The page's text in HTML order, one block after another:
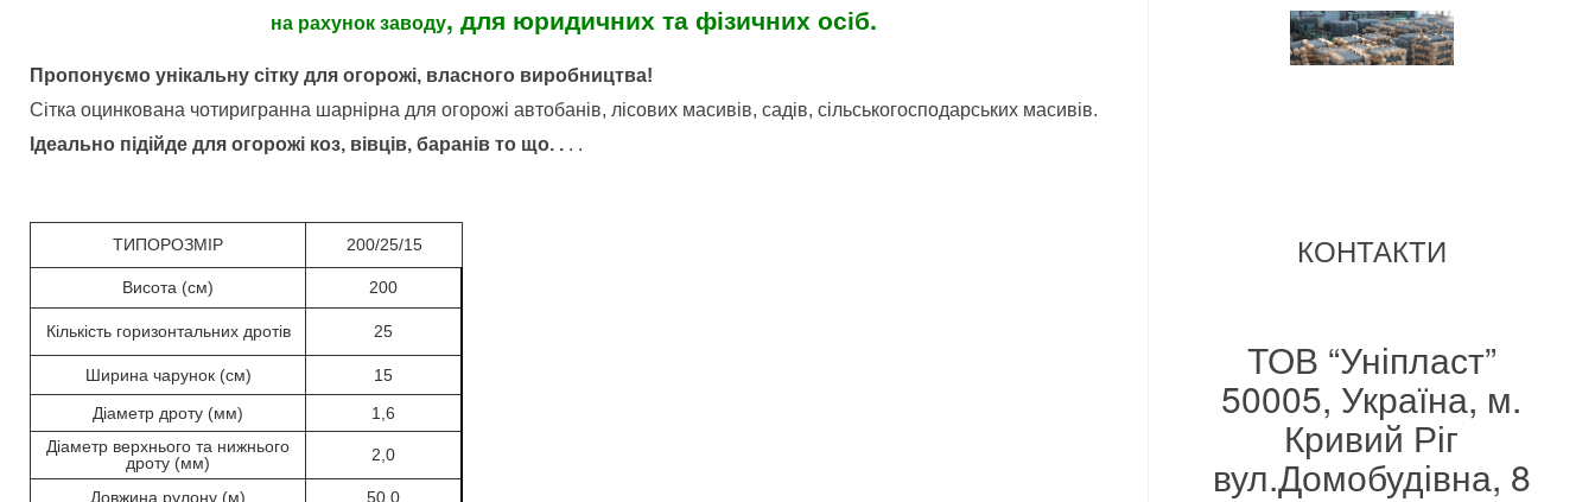
на рахунок заводу, для юридичних та фізичних осіб.
Пропонуємо унікальну сітку для огорожі, власного виробництва!
Сітка оцинкована чотиригранна шарнірна для огорожі автобанів, лісових масивів, садів, сільськогосподарських масивів.
Ідеально підійде для огорожі коз, вівців, баранів то що. . . .
ТИПОРОЗМІР 200/25/15
Висота (см) 200
Кількість горизонтальних дротів 25
Ширина чарунок (см)
15
Діаметр дроту (мм)
1,6
Діаметр верхнього та нижнього
дроту (мм)
2,0
Довжина рулону (м) 50,0
КОНТАКТИ
ТОВ “Уніпласт”
50005, Україна, м.
Кривий Ріг
вул.Домобудівна, 8